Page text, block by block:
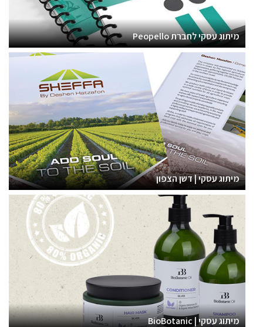
מיתוג עסקי לחברת Peopello
מיתוג עסקי | דשן הצפון
מיתוג עסקי | BioBotanic